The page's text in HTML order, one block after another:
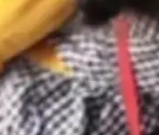
），
组织
性、
是数据
，公
求。
较...
信服
着各行
态逐
只是
下，
及持
一。
一。
Jeff D
。 他
一轮